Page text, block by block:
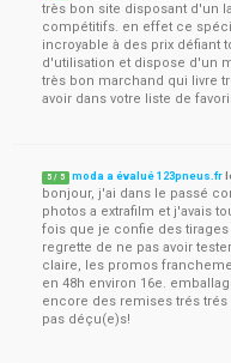
très bon site disposant d'un
compétitifs. en effet ce
incroyable à des prix défiant
d'utilisation et dispose d'un
très bon marchand qui livre
avoir dans votre liste de
5 / 5 moda a évalué 123pneus.fr
bonjour, j'ai dans le passé
photos a extrafilm et j'avais
fois que je confie des
regrette de ne pas avoir
claire, les promos
en 48h environ 16e.
encore des remises trés trés
pas déçu(e)s!